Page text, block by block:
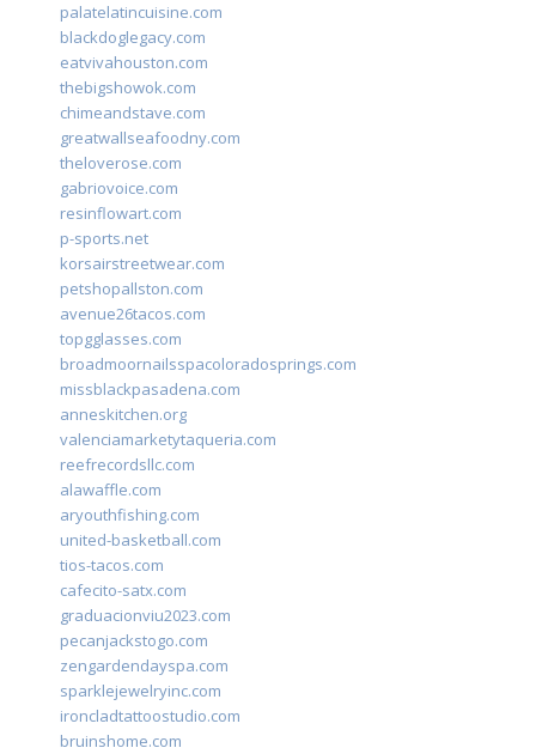
palatelatincuisine.com
blackdoglegacy.com
eatvivahouston.com
thebigshowok.com
chimeandstave.com
greatwallseafoodny.com
theloverose.com
gabriovoice.com
resinflowart.com
p-sports.net
korsairstreetwear.com
petshopallston.com
avenue26tacos.com
topgglasses.com
broadmoornailsspacoloradosprings.com
missblackpasadena.com
anneskitchen.org
valenciamarketytaqueria.com
reefrecordsllc.com
alawaffle.com
aryouthfishing.com
united-basketball.com
tios-tacos.com
cafecito-satx.com
graduacionviu2023.com
pecanjackstogo.com
zengardendayspa.com
sparklejewelryinc.com
ironcladtattoostudio.com
bruinshome.com